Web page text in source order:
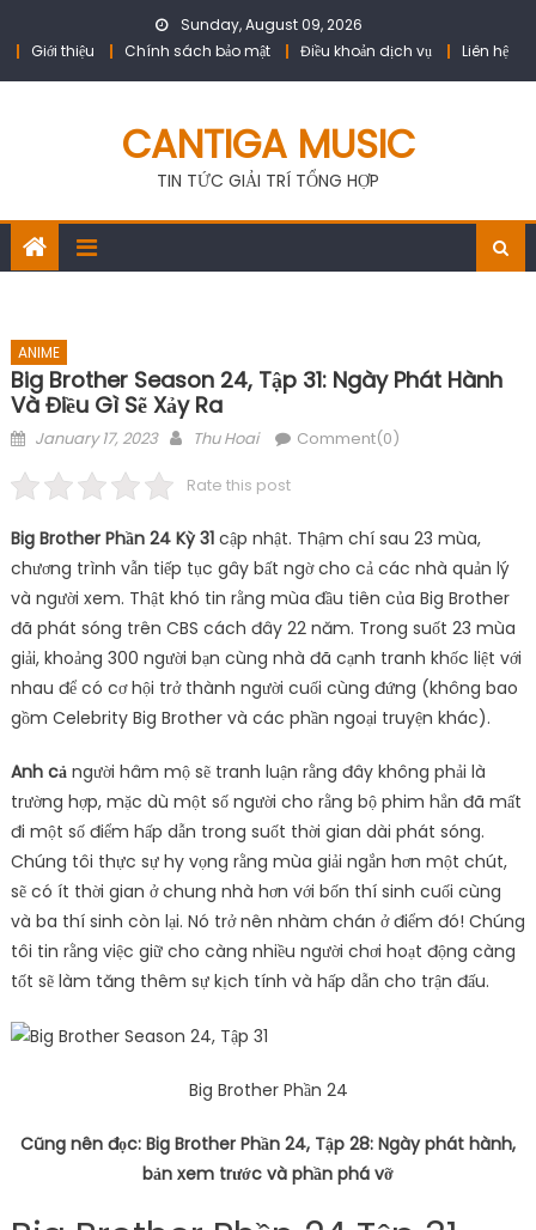
Sunday, August 09, 2026
Giới thiệu
Chính sách bảo mật Điều khoản dịch vụ Liên hệ
CANTIGA MUSIC
TIN TỨC GIẢI TRÍ TỔNG HỢP
ANIME
Big Brother Season 24, Tập 31: Ngày Phát Hành
Và Điều Gì Sẽ Xảy Ra
Posted
January 17, 2023 Author
Thu Hoai Comment(0)
Rate this post
Big Brother Phần 24 Kỳ 31 cập nhật. Thậm chí sau 23 mùa,
chương trình vẫn tiếp tục gây bất ngờ cho cả các nhà quản lý
và người xem. Thật khó tin rằng mùa đầu tiên của Big Brother
đã phát sóng trên CBS cách đây 22 năm. Trong suốt 23 mùa
giải, khoảng 300 người bạn cùng nhà đã cạnh tranh khốc liệt với
nhau để có cơ hội trở thành người cuối cùng đứng (không bao
gồm Celebrity Big Brother và các phần ngoại truyện khác).
Anh cảngười hâm mộ sẽ tranh luận rằng đây không phải là
trường hợp, mặc dù một số người cho rằng bộ phim hẳn đã mất
đi một số điểm hấp dẫn trong suốt thời gian dài phát sóng.
Chúng tôi thực sự hy vọng rằng mùa giải ngắn hơn một chút,
sẽ có ít thời gian ở chung nhà hơn với bốn thí sinh cuối cùng
và ba thí sinh còn lại. Nó trở nên nhàm chán ở điểm đó! Chúng
tôi tin rằng việc giữ cho càng nhiều người chơi hoạt động càng
tốt sẽ làm tăng thêm sự kịch tính và hấp dẫn cho trận đấu.
Big Brother Phần 24
Cũng nên đọc: Big Brother Phần 24, Tập 28: Ngày phát hành,
bản xem trước và phần phá vỡ